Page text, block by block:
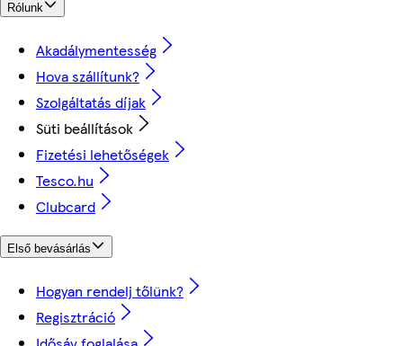
Rólunk
Akadálymentesség
Hova szállítunk?
Szolgáltatás díjak
Süti beállítások
Fizetési lehetőségek
Tesco.hu
Clubcard
Első bevásárlás
Hogyan rendelj tőlünk?
Regisztráció